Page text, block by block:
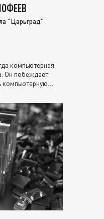
"Царьград"
компьютерная
Он побеждает
компьютерную